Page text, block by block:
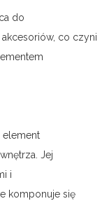
do
co czyni
element
Jej
i
komponuje się